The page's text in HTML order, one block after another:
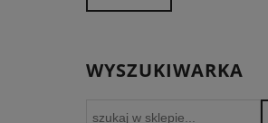
WYSZUKIWARKA